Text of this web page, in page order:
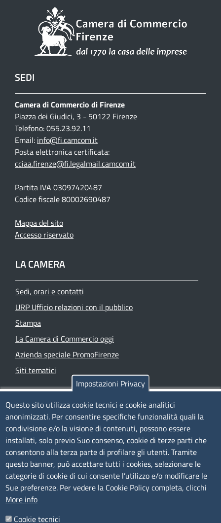
SEDI
Camera di Commercio di Firenze
Piazza dei Giudici, 3 - 50122 Firenze
Telefono: 055.23.92.11
Email: info@fi.camcom.it
Posta elettronica certificata:
cciaa.firenze@fi.legalmail.camcom.it
Partita IVA 03097420487
Codice fiscale 80002690487
Mappa del sito
Accesso riservato
LA CAMERA
Sedi, orari e contatti
URP Ufficio relazioni con il pubblico
Stampa
La Camera di Commercio oggi
Azienda speciale PromoFirenze
Siti tematici
TRASPARENZA
Albo Online
Amministrazione trasparente
Bandi e concorsi
Segnalazioni Whistleblowing
Accessibilità
IBAN e pagamenti informatici
Informative privacy e cookie
Impostazioni Privacy
Questo sito utilizza cookie tecnici e cookie analitici
anonimizzati. Per consentire specifiche funzionalità quali la
condivisione e/o la visione di contenuti, possono essere
installati, solo previo Suo consenso, cookie di terze parti che
consentono alla terza parte di profilare gli utenti. Tramite
questo banner, può accettare tutti i cookies, selezionare le
categorie di cookie di cui consente l’utilizzo e/o modificare le
Sue preferenze. Per vedere la Cookie Policy completa, clicchi
More info
Cookie tecnici